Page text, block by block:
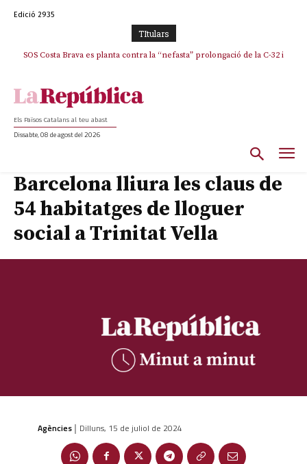
Edició 2935
TItulars
SOS Costa Brava es planta contra la “nefasta” prolongació de la C-32 i
La memòria viva de Josep Sunyol uneix l’esport i la cultura en un emotiu
Els Països Catalans al teu abast
Dissabte, 08 de agost del 2026
Barcelona lliura les claus de
54 habitatges de lloguer
social a Trinitat Vella
Agències | Dilluns, 15 de juliol de 2024